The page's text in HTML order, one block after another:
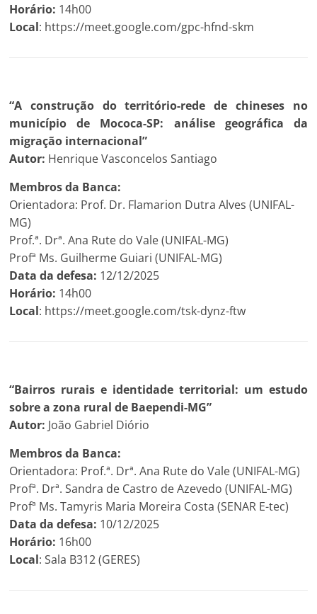
Horário: 14h00
Local: https://meet.google.com/gpc-hfnd-skm
“A construção do território-rede de chineses no
município de Mococa-SP: análise geográfica da
migração internacional”
Autor: Henrique Vasconcelos Santiago
Membros da Banca:
Orientadora: Prof. Dr. Flamarion Dutra Alves (UNIFAL-
MG)
Prof.ª. Drª. Ana Rute do Vale (UNIFAL-MG)
Profª Ms. Guilherme Guiari (UNIFAL-MG)
Data da defesa: 12/12/2025
Horário: 14h00
Local: https://meet.google.com/tsk-dynz-ftw
“Bairros rurais e identidade territorial: um estudo
sobre a zona rural de Baependi-MG”
Autor: João Gabriel Diório
Membros da Banca:
Orientadora: Prof.ª. Drª. Ana Rute do Vale (UNIFAL-MG)
Profª. Drª. Sandra de Castro de Azevedo (UNIFAL-MG)
Profª Ms. Tamyris Maria Moreira Costa (SENAR E-tec)
Data da defesa: 10/12/2025
Horário: 16h00
Local: Sala B312 (GERES)